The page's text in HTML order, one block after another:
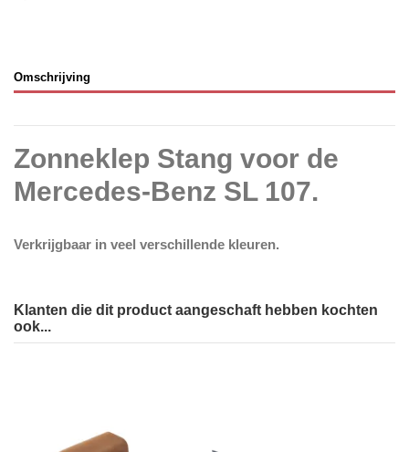
Omschrijving
Zonneklep Stang voor de
Mercedes-Benz SL 107.
Verkrijgbaar in veel verschillende kleuren.
Klanten die dit product aangeschaft hebben kochten
ook...